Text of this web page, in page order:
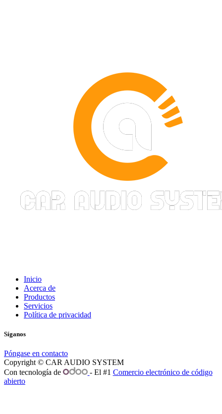
Inicio
Acerca de
Productos
Servicios
Política de privacidad
Síganos
Póngase en contacto
Copyright © CAR AUDIO SYSTEM
Con tecnología de
- El #1 Comercio electrónico de código
abierto